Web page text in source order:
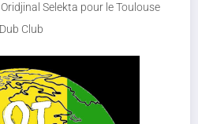
Selekta pour le Toulouse
Dub Club